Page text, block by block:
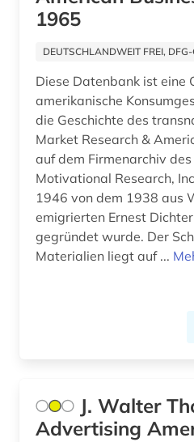
1965
DEUTSCHLANDWEIT FREI,
Diese Datenbank ist eine
amerikanische
die Geschichte des
Market Research &
auf dem Firmenarchiv
Motivational Research,
1946 von dem 1938 aus
emigrierten Ernest
gegründet wurde. Der
Materialien liegt auf ...
J. Walter
Advertising